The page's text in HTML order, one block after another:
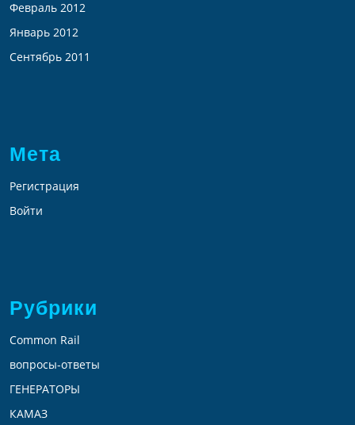
Февраль 2012
Январь 2012
Сентябрь 2011
Мета
Регистрация
Войти
Рубрики
Common Rail
вопросы-ответы
ГЕНЕРАТОРЫ
КАМАЗ